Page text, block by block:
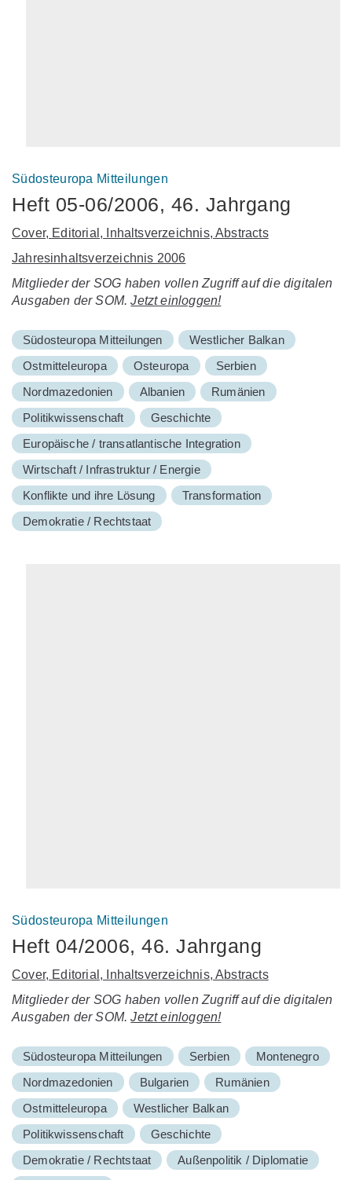
Südosteuropa Mitteilungen
Heft 05-06/2006, 46. Jahrgang
Cover, Editorial, Inhaltsverzeichnis, Abstracts
Jahresinhaltsverzeichnis 2006
Mitglieder der SOG haben vollen Zugriff auf die digitalen
Ausgaben der SOM.Jetzt einloggen!
Südosteuropa Mitteilungen
Westlicher Balkan
Ostmitteleuropa
Osteuropa
Serbien
Nordmazedonien
Albanien
Rumänien
Politikwissenschaft
Geschichte
Europäische / transatlantische Integration
Wirtschaft / Infrastruktur / Energie
Konflikte und ihre Lösung
Transformation
Demokratie / Rechtstaat
Südosteuropa Mitteilungen
Heft 04/2006, 46. Jahrgang
Cover, Editorial, Inhaltsverzeichnis, Abstracts
Mitglieder der SOG haben vollen Zugriff auf die digitalen
Ausgaben der SOM.Jetzt einloggen!
Südosteuropa Mitteilungen Serbien
Montenegro
Nordmazedonien
Bulgarien
Rumänien
Ostmitteleuropa
Westlicher Balkan
Politikwissenschaft
Geschichte
Demokratie / Rechtstaat
Außenpolitik / Diplomatie